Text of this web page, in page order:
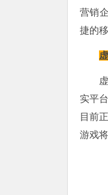
营销
捷的
实平
目前
游戏